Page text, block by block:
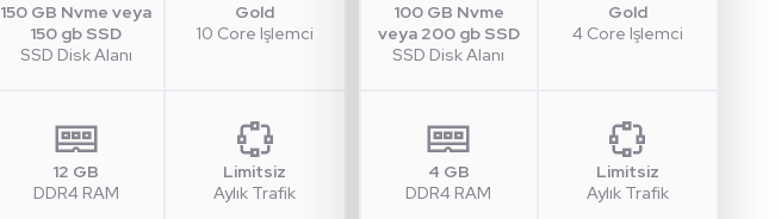
150 GB Nvme veya
150 gb SSD
SSD Disk Alanı
Gold
10 Core Işlemci
12 GB
DDR4 RAM
Limitsiz
Aylık Trafik
100 GB Nvme
veya 200 gb SSD
SSD Disk Alanı
Gold
4 Core Işlemci
4 GB
DDR4 RAM
Limitsiz
Aylık Trafik